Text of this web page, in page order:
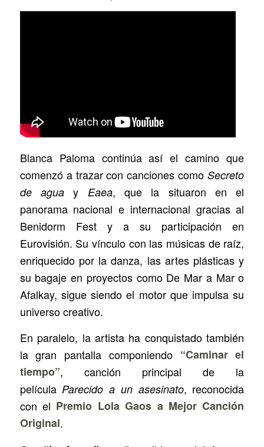
Blanca Paloma continúa así el camino que
comenzó a trazar con canciones comoSecreto
de aguay Eaea, que la situaron en el
panorama nacional e internacional gracias al
Benidorm Fest y a su participación en
Eurovisión. Su vínculo con las músicas de raíz,
enriquecido por la danza, las artes plásticas y
su bagaje en proyectos como De Mar a Mar o
Afalkay, sigue siendo el motor que impulsa su
universo creativo.
En paralelo, la artista ha conquistado también
la gran pantalla componiendo “Caminar el
tiempo”, canción principal de la
películaParecido a un asesinato, reconocida
con el Premio Lola Gaos a Mejor Canción
Original.